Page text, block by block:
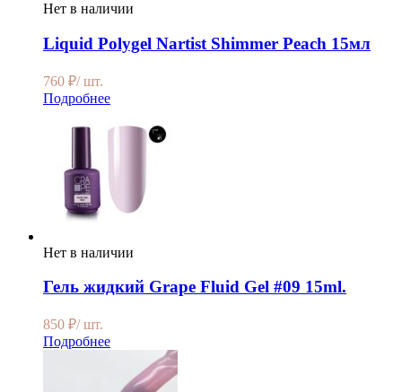
Нет в наличии
Liquid Polygel Nartist Shimmer Peach 15мл
760 ₽/ шт.
Подробнее
Нет в наличии
Гель жидкий Grape Fluid Gel #09 15ml.
850 ₽/ шт.
Подробнее